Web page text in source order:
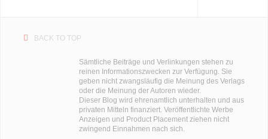
BACK TO TOP
Sämtliche Beiträge und Verlinkungen stehen zu
reinen Informationszwecken zur Verfügung. Sie
geben nicht zwangsläufig die Meinung des Verlags
oder die Meinung der Autoren wieder.
Dieser Blog wird ehrenamtlich unterhalten und aus
privaten Mitteln finanziert. Veröffentlichte Werbe
Anzeigen und Product Placement ziehen nicht
zwingend Einnahmen nach sich.